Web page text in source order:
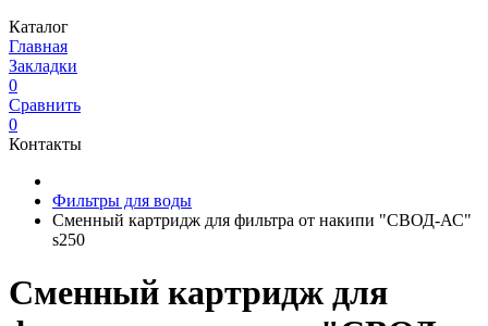
Каталог
Главная
Закладки
0
Сравнить
0
Контакты
Фильтры для воды
Сменный картридж для фильтра от накипи "СВОД-АС"
s250
Сменный картридж для